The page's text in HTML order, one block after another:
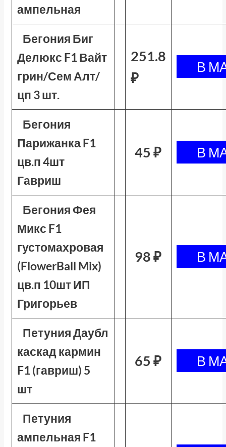
ампельная
Бегония Биг
Делюкс F1 Вайт
грин/Сем Алт/
цп 3 шт.
251.8
₽
Бегония
Парижанка F1
цв.п 4шт
Гавриш
45 ₽
Бегония Фея
Микс F1
густомахровая
(FlowerBall Mix)
цв.п 10шт ИП
Григорьев
98 ₽
Петуния Даубл
каскад кармин
F1 (гавриш) 5
шт
65 ₽
Петуния
ампельная F1